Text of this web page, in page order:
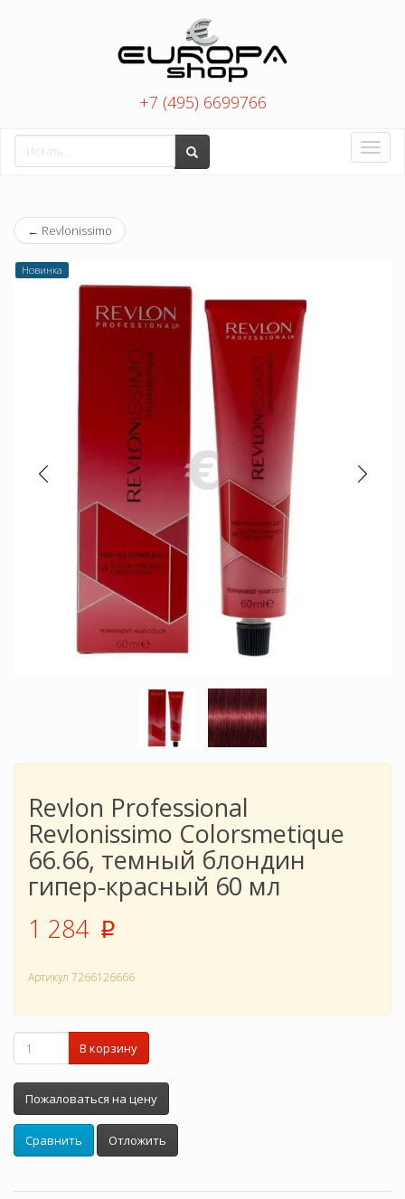
+7 (495) 6699766
Toggle
← Revlonissimo
Новинка
Revlon Professional
Revlonissimo Colorsmetique
66.66, темный блондин
гипер-красный 60 мл
1 284 p
Артикул 7266126666
В корзину
Пожаловаться на цену
Сравнить Отложить